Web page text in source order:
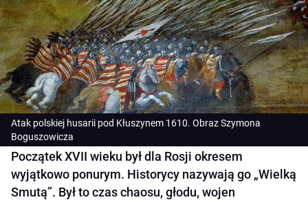
Atak polskiej husarii pod Kłuszynem 1610. Obraz Szymona
Boguszowicza
Początek XVII wieku był dla Rosji okresem
wyjątkowo ponurym. Historycy nazywają go „Wielką
Smutą”. Był to czas chaosu, głodu, wojen